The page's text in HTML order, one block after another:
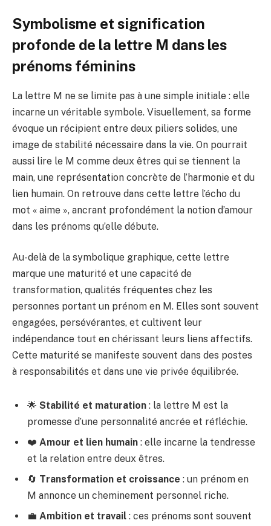
Symbolisme et signification
profonde de la lettre M dans les
prénoms féminins
La lettre M ne se limite pas à une simple initiale : elle
incarne un véritable symbole. Visuellement, sa forme
évoque un récipient entre deux piliers solides, une
image de stabilité nécessaire dans la vie. On pourrait
aussi lire le M comme deux êtres qui se tiennent la
main, une représentation concrète de l’harmonie et du
lien humain. On retrouve dans cette lettre l’écho du
mot « aime », ancrant profondément la notion d’amour
dans les prénoms qu’elle débute.
Au-delà de la symbolique graphique, cette lettre
marque une maturité et une capacité de
transformation, qualités fréquentes chez les
personnes portant un prénom en M. Elles sont souvent
engagées, persévérantes, et cultivent leur
indépendance tout en chérissant leurs liens affectifs.
Cette maturité se manifeste souvent dans des postes
à responsabilités et dans une vie privée équilibrée.
🌟 Stabilité et maturation : la lettre M est la
promesse d’une personnalité ancrée et réfléchie.
❤️ Amour et lien humain : elle incarne la tendresse
et la relation entre deux êtres.
🔄 Transformation et croissance : un prénom en
M annonce un cheminement personnel riche.
💼 Ambition et travail : ces prénoms sont souvent